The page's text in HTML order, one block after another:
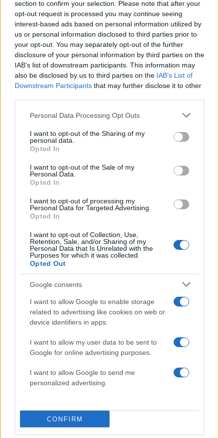
section to confirm your selection. Please note that after your
opt-out request is processed you may continue seeing
interest-based ads based on personal information utilized by
us or personal information disclosed to third parties prior to
your opt-out. You may separately opt-out of the further
disclosure of your personal information by third parties on the
IAB’s list of downstream participants. This information may
also be disclosed by us to third parties on the IAB’s List of
Downstream Participants that may further disclose it to other
Please note that this website/app uses one or more Google
not limited to your visit or usage behaviour. You may click to
grant or deny consent to Google and its third-party tags to
use your data for below specified purposes in below Google
consent section.
Personal Data Processing Opt Outs
I want to opt-out of the Sharing of my
personal data.
Opted In
I want to opt-out of the Sale of my
Personal Data.
Opted In
I want to opt-out of processing my
Personal Data for Targeted Advertising.
Opted In
I want to opt-out of Collection, Use,
Retention, Sale, and/or Sharing of my
Personal Data that Is Unrelated with the
Purposes for which it was collected.
Opted Out
Google consents
I want to allow Google to enable storage
related to advertising like cookies on web or
device identifiers in apps.
I want to allow my user data to be sent to
Google for online advertising purposes.
I want to allow Google to send me
personalized advertising.
CONFIRM
Η εντολή του Ντόναλντ Τραμπ
Τον Φεβρουάριο, ο κ. Τραμπ, σε μια ανάρτηση
δημοσιοποιήσουν αρχεία σχετικά με τα UFO και
οποιαδήποτε «εξωγήινη και εξωπλανητική ζωή».
εντοπισμού και δημοσιοποίησης» οποιωνδήποτε
σχετικών αρχείων και ζήτησε τη δημοσιοποίηση
«οποιασδήποτε και όλων των άλλων
πληροφοριών που συνδέονται με αυτά τα
ενδιαφέροντα και σημαντικά, θέματα».
Το Πεντάγωνο παρακολουθεί εδώ και δεκαετίες
αναφορές για αυτό που αποκαλεί μη
αναγνωρισμένα εναέρια φαινόμενα, ή UAP.
Ωστόσο, ο στρατός ανέφερε σε έκθεση του
2024 ότι δεν υπάρχουν στοιχεία που να
αποδεικνύουν ότι οποιαδήποτε κυβερνητική
έρευνα σχετικά με τα UAP έχει επιβεβαιώσει την
Ο κ. Τραμπ έχει δηλώσει ότι δεν είναι σίγουρος
Το Πεντάγωνο άρχισε να δημοσιεύει εικόνες